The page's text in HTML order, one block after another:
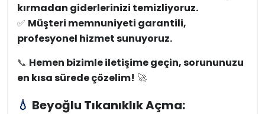
kırmadan giderlerinizi temizliyoruz.
✅ Müşteri memnuniyeti garantili,
profesyonel hizmet sunuyoruz.
📞 Hemen bizimle iletişime geçin, sorununuzu
en kısa sürede çözelim! 🚀
💧 Beyoğlu Tıkanıklık Açma: